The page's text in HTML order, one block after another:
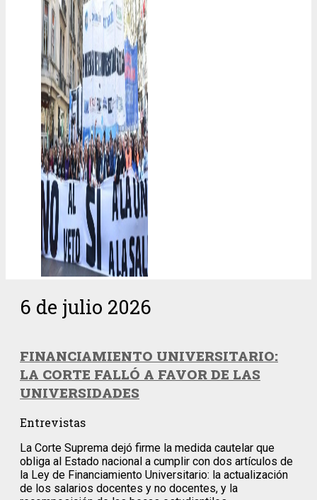
6 de julio 2026
FINANCIAMIENTO UNIVERSITARIO:
LA CORTE FALLÓ A FAVOR DE LAS
UNIVERSIDADES
Entrevistas
La Corte Suprema dejó firme la medida cautelar que
obliga al Estado nacional a cumplir con dos artículos de
la Ley de Financiamiento Universitario: la actualización
de los salarios docentes y no docentes, y la